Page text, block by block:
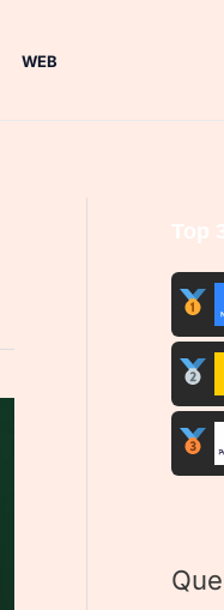
WEB
Top